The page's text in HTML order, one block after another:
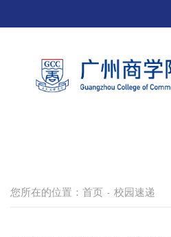
您所在的位置： 首页 - 校园速递